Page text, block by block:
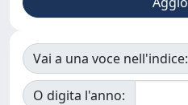
Vai a una voce nell'indice:
O digita l'anno: